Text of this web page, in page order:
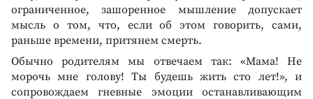
ограниченное, зашоренное мышление допускает
мысль о том, что, если об этом говорить, сами,
раньше времени, притянем смерть.
Обычно родителям мы отвечаем так: «Мама! Не
морочь мне голову! Ты будешь жить сто лет!», и
сопровождаем гневные эмоции останавливающим